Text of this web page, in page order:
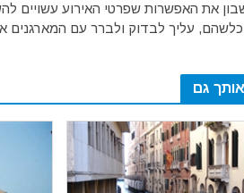
את האפשרות שפרטי האירוע עשויים
כלשהם, עליך לבדוק ולברר עם המארגנים
אותך גם